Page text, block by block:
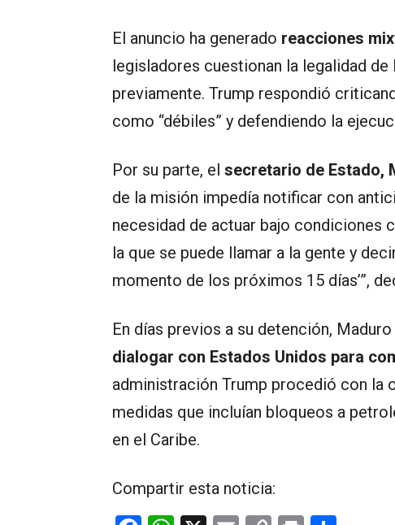
El anuncio ha generado reacciones
legisladores cuestionan la legalidad
previamente. Trump respondió
como “débiles” y defendiendo la
Por su parte, el secretario de Estado,
de la misión impedía notificar con
necesidad de actuar bajo condiciones
la que se puede llamar a la gente y
momento de los próximos 15 días’”,
En días previos a su detención,
dialogar con Estados Unidos para
administración Trump procedió con la
medidas que incluían bloqueos a
en el Caribe.
Compartir esta noticia: